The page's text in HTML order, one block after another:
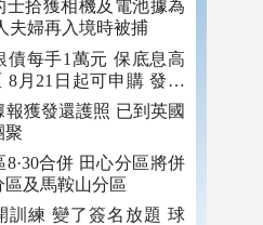
士拾獲相機及電池據為
夫婦再入境時被捕
債每手1萬元 保底息高
8月21日起可申購 發行
550億
報獲發還護照 已到英國
聚
8·30合併 田心分區將併
區及馬鞍山分區
訓練 變了簽名放題 球